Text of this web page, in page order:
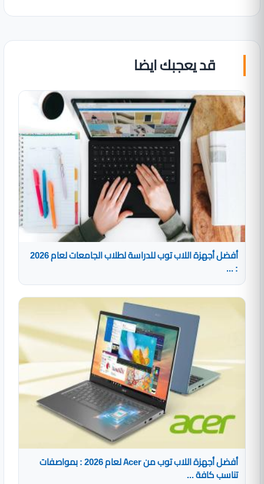
قد يعجبك ايضا
أفضل أجهزة اللاب توب للدراسة لطلاب الجامعات لعام 2026
: ...
أفضل أجهزة اللاب توب من Acer لعام 2026 : بمواصفات
تناسب كافة ...